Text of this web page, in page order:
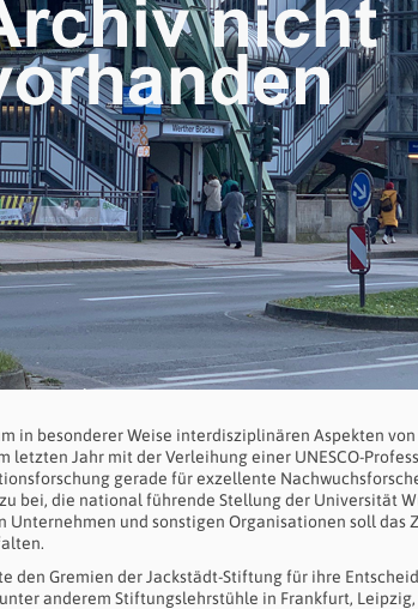
in besonderer Weise interdisziplinären Aspekten von
letzten Jahr mit der Verleihung einer UNESCO-
gerade für exzellente
bei, die national führende Stellung der Universität
und sonstigen Organisationen soll das
den Gremien der Jackstädt-Stiftung für ihre
anderem Stiftungslehrstühle in Frankfurt,